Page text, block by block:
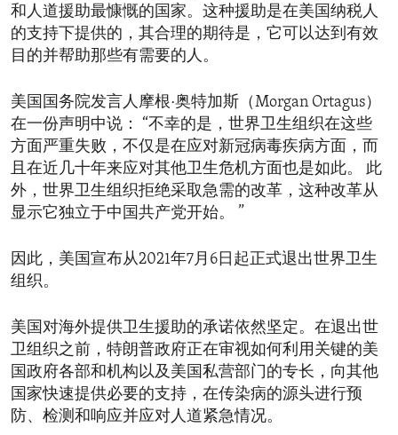
和人道援助最慷慨的国家。这种援助是在美国纳税人
的支持下提供的，其合理的期待是，它可以达到有效
目的并帮助那些有需要的人。
美国国务院发言人摩根·奥特加斯（Morgan Ortagus）
在一份声明中说： “不幸的是，世界卫生组织在这些
方面严重失败，不仅是在应对新冠病毒疾病方面，而
且在近几十年来应对其他卫生危机方面也是如此。 此
外，世界卫生组织拒绝采取急需的改革，这种改革从
显示它独立于中国共产党开始。 ”
因此，美国宣布从2021年7月6日起正式退出世界卫生
组织。
美国对海外提供卫生援助的承诺依然坚定。在退出世
卫组织之前，特朗普政府正在审视如何利用关键的美
国政府各部和机构以及美国私营部门的专长，向其他
国家快速提供必要的支持，在传染病的源头进行预
防、检测和响应并应对人道紧急情况。